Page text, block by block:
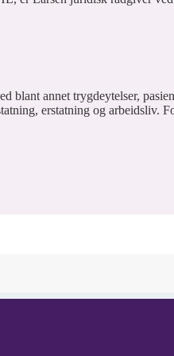
blant annet trygdeytelser,
erstatning og arbeidsliv.